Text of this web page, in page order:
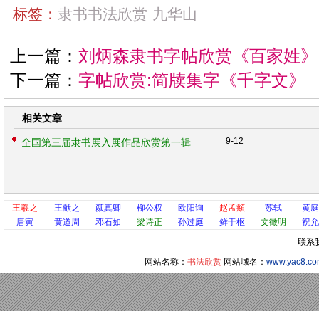
标签： 隶书书法欣赏 九华山
上一篇： 刘炳森隶书字帖欣赏《百家姓》
下一篇： 字帖欣赏:简牍集字《千字文》
相关文章
9-12
全国第三届隶书展入展作品欣赏第一辑
王羲之 王献之 颜真卿 柳公权 欧阳询 赵孟頫 苏轼
黄
唐寅
黄道周 邓石如 梁诗正 孙过庭 鲜于枢 文徵明
祝
联系
网站名称： 书法欣赏 网站域名：